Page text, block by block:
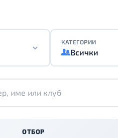
КАТЕГОРИИ
Всички
ОТБОР